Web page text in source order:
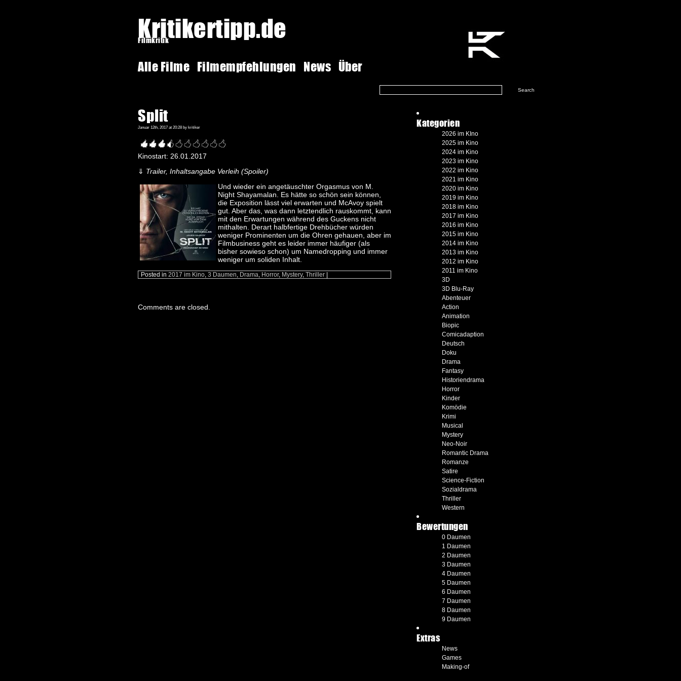
Kritikertipp.de
Filmkritik
Alle Filme Filmempfehlungen News Über
Split
Januar 12th, 2017 at 20:28 by kritiker
Kinostart: 26.01.2017
⇓ Trailer, Inhaltsangabe Verleih (Spoiler)
Und wieder ein angetäuschter Orgasmus von M.
Night Shayamalan. Es hätte so schön sein können,
die Exposition lässt viel erwarten und McAvoy spielt
gut. Aber das, was dann letztendlich rauskommt, kann
mit den Erwartungen während des Guckens nicht
mithalten. Derart halbfertige Drehbücher würden
weniger Prominenten um die Ohren gehauen, aber im
Filmbusiness geht es leider immer häufiger (als
bisher sowieso schon) um Namedropping und immer
weniger um soliden Inhalt.
Posted in 2017 im Kino, 3 Daumen, Drama, Horror, Mystery, Thriller
Comments are closed.
Kategorien
2026 im KIno
2025 im Kino
2024 im Kino
2023 im Kino
2022 im Kino
2021 im Kino
2020 im Kino
2019 im Kino
2018 im Kino
2017 im Kino
2016 im Kino
2015 im Kino
2014 im Kino
2013 im Kino
2012 im Kino
2011 im Kino
3D
3D Blu-Ray
Abenteuer
Action
Animation
Biopic
Comicadaption
Deutsch
Doku
Drama
Fantasy
Historiendrama
Horror
Kinder
Komödie
Krimi
Musical
Mystery
Neo-Noir
Romantic Drama
Romanze
Satire
Science-Fiction
Sozialdrama
Thriller
Western
Bewertungen
0 Daumen
1 Daumen
2 Daumen
3 Daumen
4 Daumen
5 Daumen
6 Daumen
7 Daumen
8 Daumen
9 Daumen
Extras
News
Games
Making-of